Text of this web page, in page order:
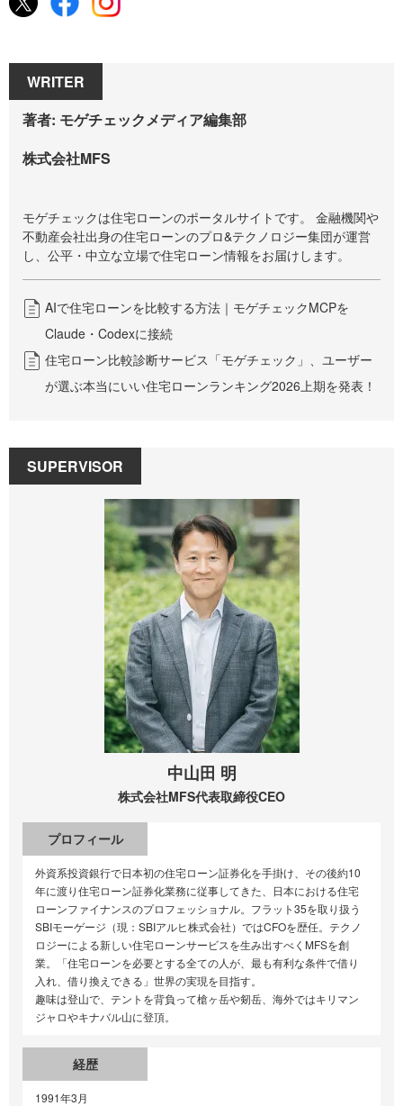
WRITER
著者: モゲチェックメディア編集部
株式会社MFS
モゲチェックは住宅ローンのポータルサイトです。 金融機関や
不動産会社出身の住宅ローンのプロ&テクノロジー集団が運営
し、公平・中立な立場で住宅ローン情報をお届けします。
AIで住宅ローンを比較する方法｜モゲチェックMCPを
Claude・Codexに接続
住宅ローン比較診断サービス「モゲチェック」、ユーザー
が選ぶ本当にいい住宅ローンランキング2026上期を発表！
SUPERVISOR
中山田 明
株式会社MFS代表取締役CEO
プロフィール
外資系投資銀行で日本初の住宅ローン証券化を手掛け、その後約10
年に渡り住宅ローン証券化業務に従事してきた、日本における住宅
ローンファイナンスのプロフェッショナル。フラット35を取り扱う
SBIモーゲージ（現：SBIアルヒ株式会社）ではCFOを歴任。テクノ
ロジーによる新しい住宅ローンサービスを生み出すべくMFSを創
業。「住宅ローンを必要とする全ての人が、最も有利な条件で借り
入れ、借り換えできる」世界の実現を目指す。
趣味は登山で、テントを背負って槍ヶ岳や剱岳、海外ではキリマン
ジャロやキナバル山に登頂。
経歴
1991年3月